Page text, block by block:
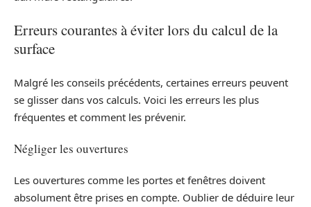
Erreurs courantes à éviter lors du calcul de la
surface
Malgré les conseils précédents, certaines erreurs peuvent
se glisser dans vos calculs. Voici les erreurs les plus
fréquentes et comment les prévenir.
Négliger les ouvertures
Les ouvertures comme les portes et fenêtres doivent
absolument être prises en compte. Oublier de déduire leur